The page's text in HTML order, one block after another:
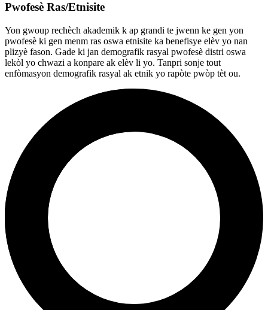
Pwofesè Ras/Etnisite
Yon gwoup rechèch akademik k ap grandi te jwenn ke gen yon
pwofesè ki gen menm ras oswa etnisite ka benefisye elèv yo nan
plizyè fason. Gade ki jan demografik rasyal pwofesè distri oswa
lekòl yo chwazi a konpare ak elèv li yo. Tanpri sonje tout
enfòmasyon demografik rasyal ak etnik yo rapòte pwòp tèt ou.